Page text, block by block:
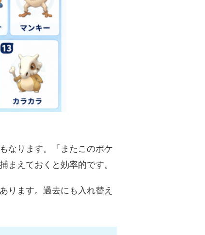
なります。「またこのポケ
えておくと効率的です。
ります。過去にも入れ替え